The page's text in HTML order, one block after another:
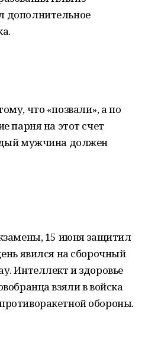
дополнительное
что «позвали», а по
парня на этот счет
мужчина должен
15 июня защитил
явился на сборочный
Интеллект и здоровье
взяли в войска
обороны.